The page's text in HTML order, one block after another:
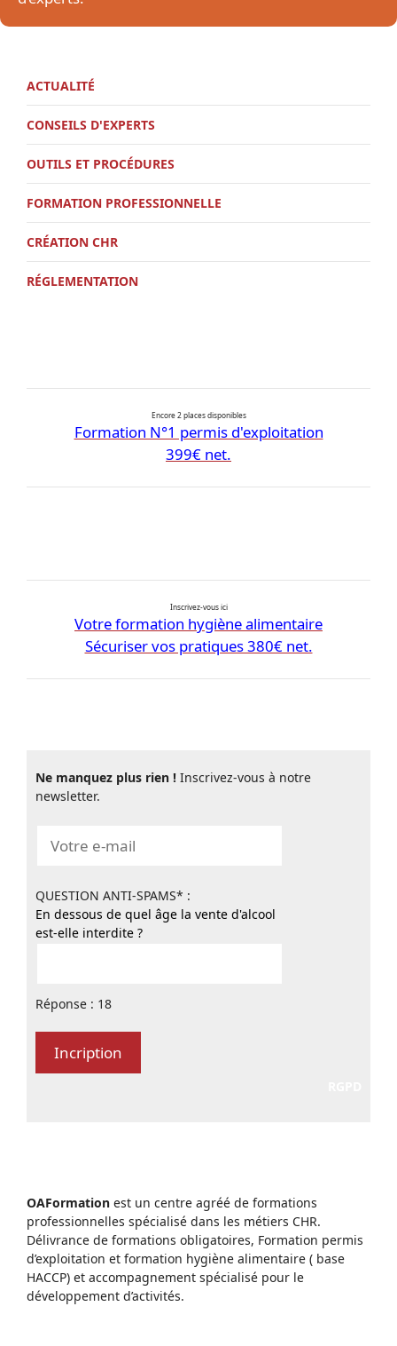
ACTUALITÉ
CONSEILS D'EXPERTS
OUTILS ET PROCÉDURES
FORMATION PROFESSIONNELLE
CRÉATION CHR
RÉGLEMENTATION
Encore 2 places disponibles
Formation N°1 permis d'exploitation
399€ net.
Inscrivez-vous ici
Votre formation hygiène alimentaire
Sécuriser vos pratiques 380€ net.
Ne manquez plus rien ! Inscrivez-vous à notre
newsletter.
QUESTION ANTI-SPAMS* :
En dessous de quel âge la vente d'alcool
est-elle interdite ?
Réponse : 18
OAFormation est un centre agréé de formations
professionnelles spécialisé dans les métiers CHR.
Délivrance de formations obligatoires, Formation permis
d’exploitation et formation hygiène alimentaire ( base
HACCP) et accompagnement spécialisé pour le
développement d’activités.